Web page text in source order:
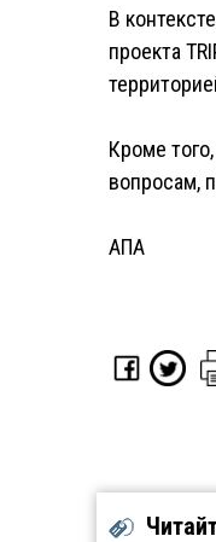
В
проекта
Кроме
вопросам,
АПА